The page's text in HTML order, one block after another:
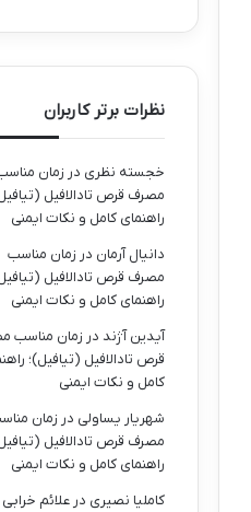
نظرات برتر کاربران
خجسته نظری در زمان
مصرف قرص تادالافیل
راهنمای کامل و نکات ایمنی
دانیال آرمان در زمان مناسب
مصرف قرص تادالافیل
راهنمای کامل و نکات ایمنی
آیدین آژنددر زمان مناسب
قرص تادالافیل (تیافیل)؛
کامل و نکات ایمنی
شهریار یساولی در زمان
مصرف قرص تادالافیل
راهنمای کامل و نکات ایمنی
کاملیا نصیری در علائم خرابی